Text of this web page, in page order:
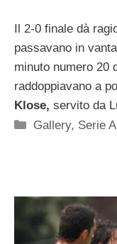
Il 2-0 finale dà
passavano in
minuto numero 20
raddoppiavano a
Klose, servito da
Categorie
Gallery, Serie